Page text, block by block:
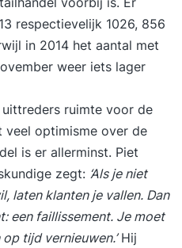
respectievelijk 1026, 856
in 2014 het aantal met
weer iets lager
ruimte voor de
optimisme over de
is er allerminst. Piet
zegt: ‘Als je niet
laten klanten je vallen. Dan
een faillissement. Je moet
tijd vernieuwen.’Hij